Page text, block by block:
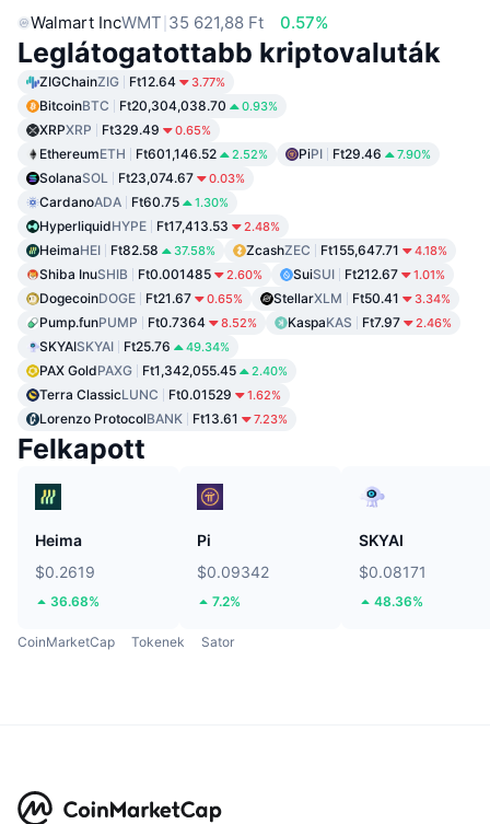
Walmart IncWMT 35 621,88 Ft 0.57%
Leglátogatottabb kriptovaluták
ZIGChainZIG Ft12.64 3.77%
BitcoinBTC Ft20,304,038.70 0.93%
XRPXRP Ft329.49 0.65%
EthereumETH Ft601,146.52 2.52% PiPI Ft29.46 7.90%
SolanaSOL Ft23,074.67 0.03%
CardanoADA Ft60.75 1.30%
HyperliquidHYPE Ft17,413.53 2.48%
HeimaHEI Ft82.58 37.58% ZcashZEC Ft155,647.71 4.18%
Shiba InuSHIB Ft0.001485 2.60% SuiSUI Ft212.67 1.01%
DogecoinDOGE Ft21.67 0.65% StellarXLM Ft50.41 3.34%
Pump.funPUMP Ft0.7364 8.52% KaspaKAS Ft7.97 2.46%
SKYAISKYAI Ft25.76 49.34%
PAX GoldPAXG Ft1,342,055.45 2.40%
Terra ClassicLUNC Ft0.01529 1.62%
Lorenzo ProtocolBANK Ft13.61 7.23%
Felkapott
Heima
$0.2619
36.68%
Pi
$0.09342
7.2%
SKYAI
$0.08171
48.36%
CoinMarketCap Tokenek Sator